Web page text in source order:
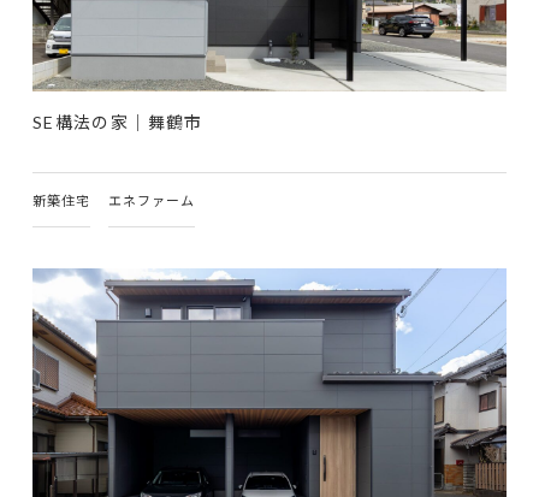
SE構法の家｜舞鶴市
新築住宅 エネファーム